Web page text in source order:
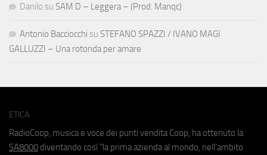
Danilo su SAM D – Leggera – (Prod. Manqc)
Antonio Bacciocchi su STEFANO SPAZZI / IVANO MAGI
GALLUZZI – Una rotonda per amare
ETICA
RadioCoop, musica e voce dei punti vendita Coop, ha ottenuto la
SA8000 diventando così "la prima azienda al mondo, nell'ambito